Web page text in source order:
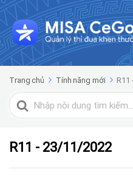
Trang chủ Tính năng mới R11
Tìm
kiếm
R11 - 23/11/2022